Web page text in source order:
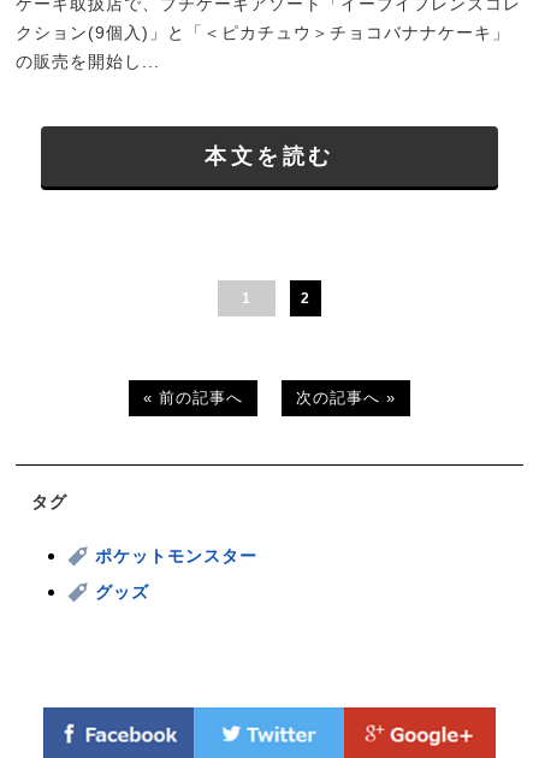
クション(9個入)」と「＜ピカチュウ＞チョコバナナケーキ」
の販売を開始し...
本文を読む
1 2
« 前の記事へ 次の記事へ »
タグ
ポケットモンスター
グッズ